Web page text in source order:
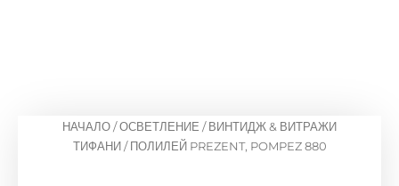
НАЧАЛО/ОСВЕТЛЕНИЕ /ВИНТИДЖ & ВИТРАЖИ
ТИФАНИ/ ПОЛИЛЕЙ PREZENT, POMPEZ 880